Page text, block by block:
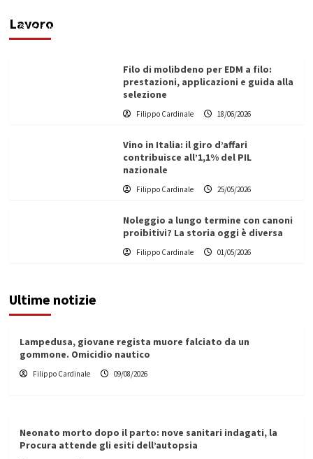
LavoroFilippo Cardinale
Filo di molibdeno per EDM a filo:
prestazioni, applicazioni e guida alla
selezione
Filippo Cardinale 18/06/2026
Vino in Italia: il giro d’affari
contribuisce all’1,1% del PIL
nazionale
Filippo Cardinale 25/05/2026
Noleggio a lungo termine con canoni
proibitivi? La storia oggi è diversa
Filippo Cardinale 01/05/2026
Ultime notizie
Lampedusa, giovane regista muore falciato da un
gommone. Omicidio nautico
Filippo Cardinale 09/08/2026
Neonato morto dopo il parto: nove sanitari indagati, la
Procura attende gli esiti dell’autopsia